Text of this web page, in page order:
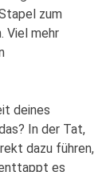
zum
Viel mehr
deines
In der Tat,
dazu führen,
es